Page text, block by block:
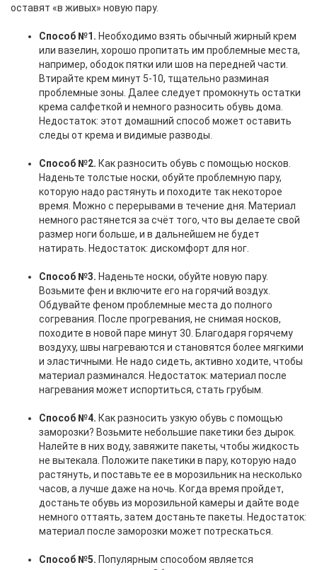
оставят «в живых» новую пару.
Способ №1. Необходимо взять обычный жирный крем
или вазелин, хорошо пропитать им проблемные места,
например, ободок пятки или шов на передней части.
Втирайте крем минут 5-10, тщательно разминая
проблемные зоны. Далее следует промокнуть остатки
крема салфеткой и немного разносить обувь дома.
Недостаток: этот домашний способ может оставить
следы от крема и видимые разводы.
Способ №2. Как разносить обувь с помощью носков.
Наденьте толстые носки, обуйте проблемную пару,
которую надо растянуть и походите так некоторое
время. Можно с перерывами в течение дня. Материал
немного растянется за счёт того, что вы делаете свой
размер ноги больше, и в дальнейшем не будет
натирать. Недостаток: дискомфорт для ног.
Способ №3. Наденьте носки, обуйте новую пару.
Возьмите фен и включите его на горячий воздух.
Обдувайте феном проблемные места до полного
согревания. После прогревания, не снимая носков,
походите в новой паре минут 30. Благодаря горячему
воздуху, швы нагреваются и становятся более мягкими
и эластичными. Не надо сидеть, активно ходите, чтобы
материал разминался. Недостаток: материал после
нагревания может испортиться, стать грубым.
Способ №4. Как разносить узкую обувь с помощью
заморозки? Возьмите небольшие пакетики без дырок.
Налейте в них воду, завяжите пакеты, чтобы жидкость
не вытекала. Положите пакетики в пару, которую надо
растянуть, и поставьте ее в морозильник на несколько
часов, а лучше даже на ночь. Когда время пройдет,
достаньте обувь из морозильной камеры и дайте воде
немного оттаять, затем достаньте пакеты. Недостаток:
материал после заморозки может потрескаться.
Способ №5. Популярным способом является